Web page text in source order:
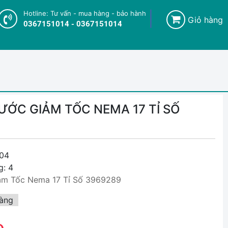
Hotline: Tư vấn - mua hàng - bảo hành
0367151014 - 0367151014 Giỏ hàng
GIẢM TỐC NEMA 17 TỈ SỐ
4
Tốc Nema 17 Tỉ Số 3969289